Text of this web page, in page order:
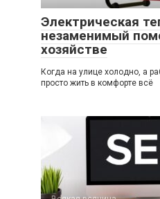
Электрическая
незаменимый
хозяйстве
Когда на улице холодно, а
просто жить в комфорте всё